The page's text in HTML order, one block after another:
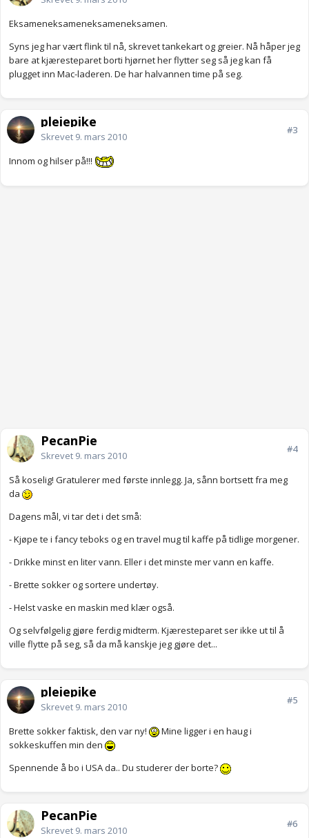
Eksameneksameneksameneksamen.
Syns jeg har vært flink til nå, skrevet tankekart og greier. Nå håper jeg
bare at kjæresteparet borti hjørnet her flytter seg så jeg kan få
plugget inn Mac-laderen. De har halvannen time på seg.
pleiepike
Skrevet 9. mars 2010
#3
Innom og hilser på!!!
PecanPie
Skrevet 9. mars 2010
#4
Så koselig! Gratulerer med første innlegg. Ja, sånn bortsett fra meg
da
Dagens mål, vi tar det i det små:
- Kjøpe te i fancy teboks og en travel mug til kaffe på tidlige morgener.
- Drikke minst en liter vann. Eller i det minste mer vann en kaffe.
- Brette sokker og sortere undertøy.
- Helst vaske en maskin med klær også.
Og selvfølgelig gjøre ferdig midterm. Kjæresteparet ser ikke ut til å
ville flytte på seg, så da må kanskje jeg gjøre det...
pleiepike
Skrevet 9. mars 2010
#5
Brette sokker faktisk, den var ny!
Mine ligger i en haug i
sokkeskuffen min den
Spennende å bo i USA da.. Du studerer der borte?
PecanPie
Skrevet 9. mars 2010
#6